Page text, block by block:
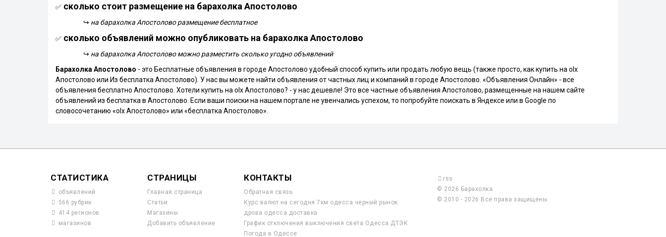
✅ сколько стоит размещение на барахолка Апостолово
↪ на барахолка Апостолово размещение бесплатное
✅ сколько объявлений можно опубликовать на барахолка Апостолово
↪ на барахолка Апостолово можно разместить сколько угодно объявлений
Барахолка Апостолово - это Бесплатные объявления в городе Апостолово удобный способ купить или продать любую вещь (также просто, как купить на olx
Апостолово или Из бесплатка Апостолово). У нас вы можете найти объявления от частных лиц и компаний в городе Апостолово. «Объявления Онлайн» - все
объявления бесплатно Апостолово. Хотели купить на olx Апостолово? - у нас дешевле! Это все частные объявления Апостолово, размещенные на нашем сайте
объявлений из бесплатка в Апостолово. Если ваши поиски на нашем портале не увенчались успехом, то попробуйте поискать в Яндексе или в Google по
словосочетанию «olx Апостолово» или «бесплатка Апостолово».
СТАТИСТИКА
объявлений
566 рубрик
414 регионов
магазинов
СТРАНИЦЫ
Главная страница
Статьи
Магазины
Добавить объявление
КОНТАКТЫ
Обратная связь
Курс валют на сегодня 7км одесса черный рынок
дрова одесса доставка
График отключения выключения света Одесса ДТЭК
Погода в Одессе
rss
© 2026 Барахолка
© 2010 - 2026 Все права защищены